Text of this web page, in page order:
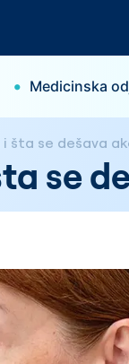
• Medicinska
šta se dešava
se